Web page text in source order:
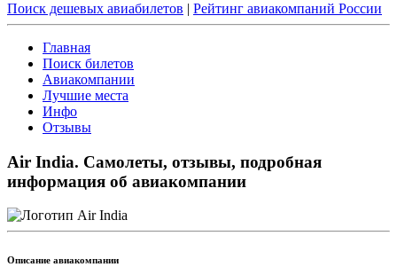
Поиск дешевых авиабилетов | Рейтинг авиакомпаний России
Главная
Поиск билетов
Авиакомпании
Лучшие места
Инфо
Отзывы
Air India. Самолеты, отзывы, подробная
информация об авиакомпании
Описание авиакомпании